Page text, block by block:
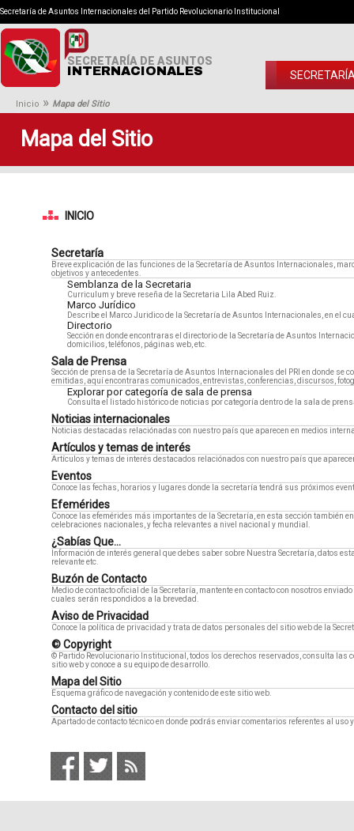
Secretaría de Asuntos Internacionales del Partido Revolucionario Institucional
SECRETARÍA DE ASUNTOS
INTERNACIONALES
Inicio » Mapa del Sitio
Mapa del Sitio
INICIO
Secretaría
Breve explicación de las funciones de la Secretaría de Asuntos Internacionales,
objetivos y antecedentes.
Semblanza de la Secretaria
Curriculum y breve reseña de la Secretaria Lila Abed Ruiz.
Marco Jurídico
Describe el Marco Juridico de la Secretaría de Asuntos Internacionales, en el
Directorio
Sección en donde encontraras el directorio de la Secretaría de Asuntos
domicilios, teléfonos, páginas web, etc.
Sala de Prensa
Sección de prensa de la Secretaría de Asuntos Internacionales del PRI en donde se
emitidas, aquí encontraras comunicados, entrevistas, conferencias, discursos,
Explorar por categoría de sala de prensa
Consulta el listado histórico de noticias por categoría dentro de la sala de
Noticias internacionales
Noticias destacadas relaciónadas con nuestro país que aparecen en medios
Artículos y temas de interés
Artículos y temas de interés destacados relaciónados con nuestro país que
Eventos
Conoce las fechas, horarios y lugares donde la secretaría tendrá sus próximos
Efemérides
Conoce las efemérides más importantes de la Secretaría, en esta sección también
celebraciones nacionales, y fecha relevantes a nivel nacional y mundial.
¿Sabías Que...
Información de interés general que debes saber sobre Nuestra Secretaría, datos
relevante etc.
Buzón de Contacto
Medio de contacto oficial de la Secretaría, mantente en contacto con nosotros
cuales serán respondidos a la brevedad.
Aviso de Privacidad
Conoce la política de privacidad y trata de datos personales del sitio web de la
© Copyright
© Partido Revolucionario Institucional, todos los derechos reservados, consulta las
sitio web y conoce a su equipo de desarrollo.
Mapa del Sitio
Esquema gráfico de navegación y contenido de este sitio web.
Contacto del sitio
Apartado de contacto técnico en donde podrás enviar comentarios referentes al uso